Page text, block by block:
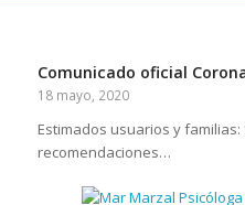
Comunicado oficial
18 mayo, 2020
Estimados usuarios y familias:
recomendaciones…